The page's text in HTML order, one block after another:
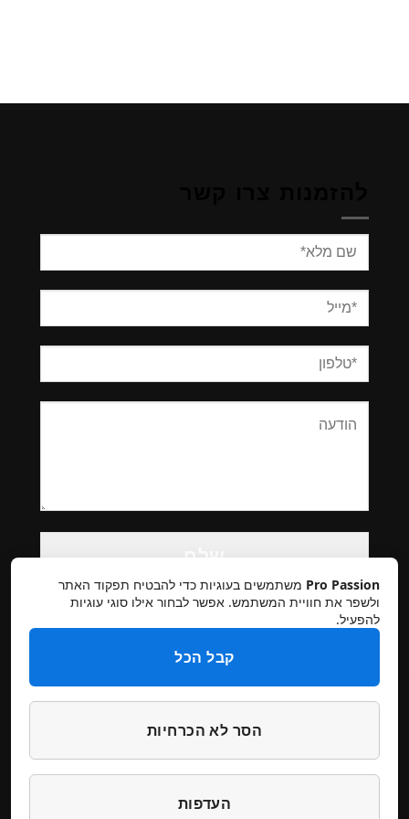
Please
leave
this
field
empty.
מדיניות פרטיות ביטולים והחזרות
Pro Passion משתמשים בעוגיות כדי להבטיח תפקוד האתר
ולשפר את חוויית המשתמש. אפשר לבחור אילו סוגי עוגיות
להפעיל.
קבל הכל
הסר לא הכרחיות
העדפות